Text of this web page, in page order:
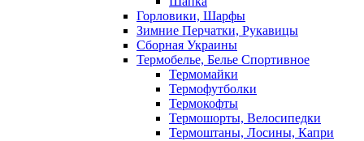
Горловики, Шарфы
Зимние Перчатки, Рукавицы
Сборная Украины
Термобелье, Белье Спортивное
Термомайки
Термофутболки
Термокофты
Термошорты, Велосипедки
Термоштаны, Лосины, Капри